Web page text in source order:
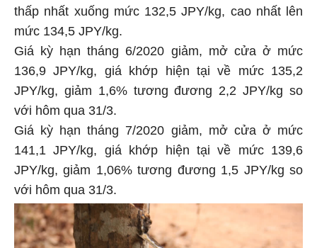
thấp nhất xuống mức 132,5 JPY/kg, cao nhất lên
mức 134,5 JPY/kg.
Giá kỳ hạn tháng 6/2020 giảm, mở cửa ở mức
136,9 JPY/kg, giá khớp hiện tại về mức 135,2
JPY/kg, giảm 1,6% tương đương 2,2 JPY/kg so
với hôm qua 31/3.
Giá kỳ hạn tháng 7/2020 giảm, mở cửa ở mức
141,1 JPY/kg, giá khớp hiện tại về mức 139,6
JPY/kg, giảm 1,06% tương đương 1,5 JPY/kg so
với hôm qua 31/3.